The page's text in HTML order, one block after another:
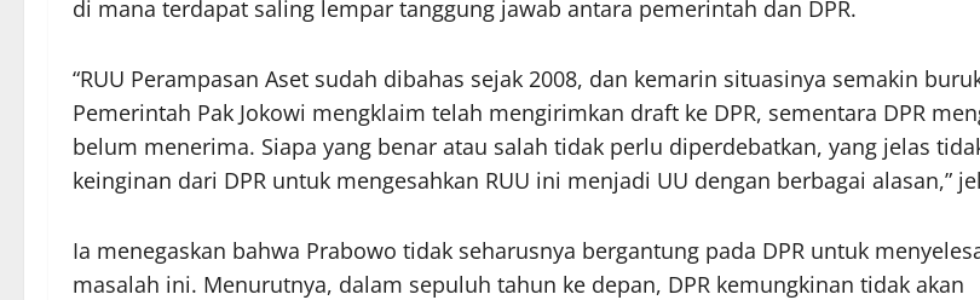
di mana terdapat saling lempar tanggung jawab antara pemerintah dan DPR.
“RUU Perampasan Aset sudah dibahas sejak 2008, dan kemarin situasinya semakin
Pemerintah Pak Jokowi mengklaim telah mengirimkan draft ke DPR, sementara DPR
belum menerima. Siapa yang benar atau salah tidak perlu diperdebatkan, yang jelas
keinginan dari DPR untuk mengesahkan RUU ini menjadi UU dengan berbagai alasan,”
Ia menegaskan bahwa Prabowo tidak seharusnya bergantung pada DPR untuk
masalah ini. Menurutnya, dalam sepuluh tahun ke depan, DPR kemungkinan tidak akan